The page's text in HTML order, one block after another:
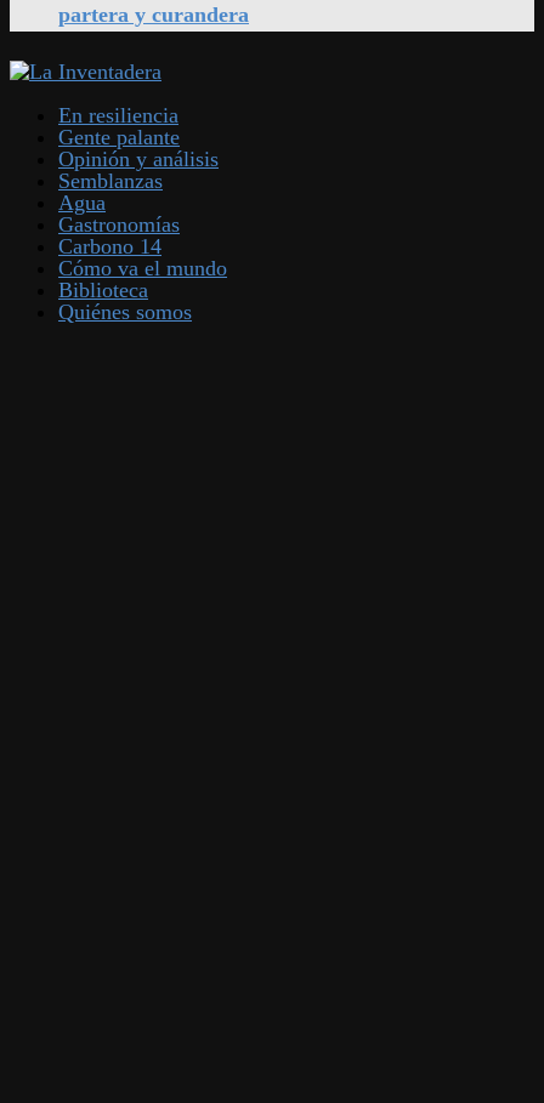
partera y curandera
En resiliencia
Gente palante
Opinión y análisis
Semblanzas
Agua
Gastronomías
Carbono 14
Cómo va el mundo
Biblioteca
Quiénes somos